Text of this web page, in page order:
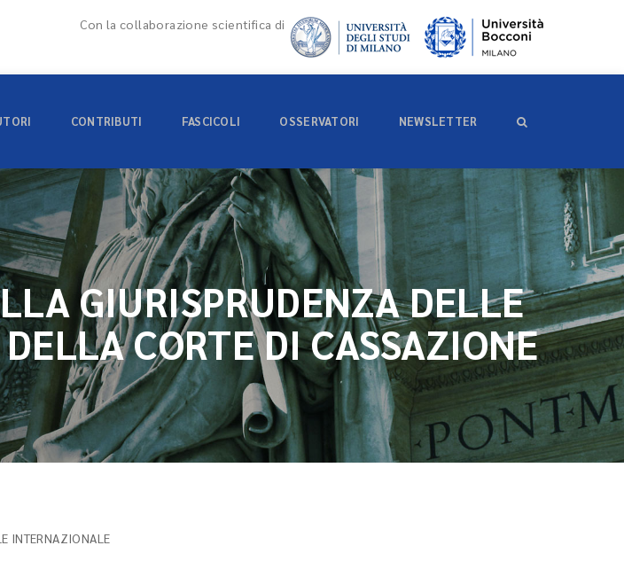
Con la collaborazione scientifica di
CONTRIBUTI FASCICOLI OSSERVATORI NEWSLETTER
GIURISPRUDENZA DELLE
CORTE DI CASSAZIONE
INTERNAZIONALE